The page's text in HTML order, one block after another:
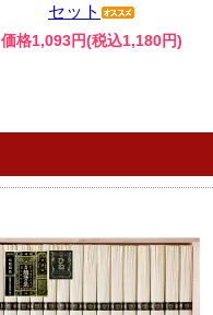
セット
価格1,093円(税込1,180円)